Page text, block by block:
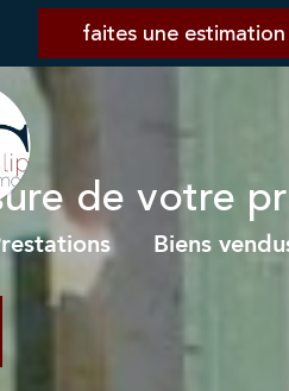
faites une
prestations biens
de votre